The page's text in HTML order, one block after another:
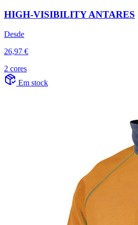
HIGH-VISIBILITY ANTARES
Desde
26,97 €
2 cores
Em stock